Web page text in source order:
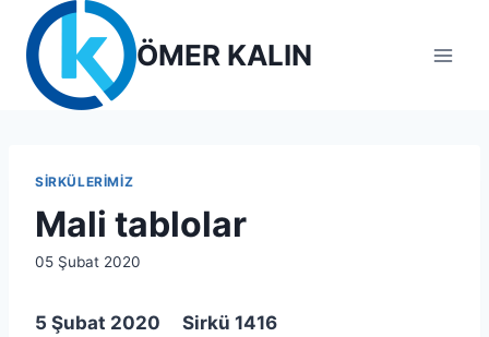
content
ÖMER KALIN
SIRKÜLERIMIZ
Mali tablolar
By
05 Şubat 2020
5 Şubat 2020 Sirkü 1416